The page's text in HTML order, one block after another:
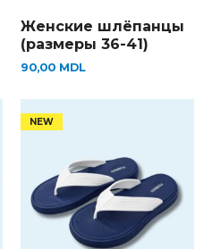
Женские шлёпанцы
(размеры 36-41)
90,00 MDL